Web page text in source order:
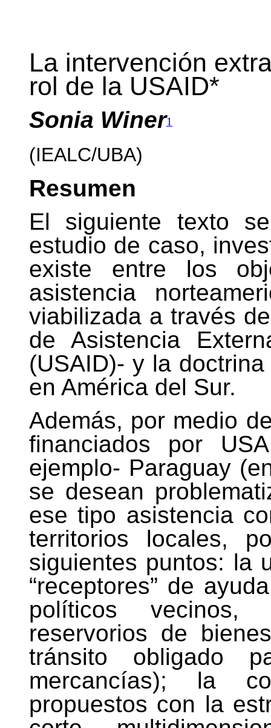
La intervención
rol de la USAID*
Sonia Winer1
(IEALC/UBA)
Resumen
El siguiente texto
estudio de caso,
existe entre los
asistencia
viabilizada a través
de Asistencia
(USAID)- y la
en América del Sur.
Además, por medio
financiados por
ejemplo- Paraguay
se desean
ese tipo asistencia
territorios locales,
siguientes puntos: la
“receptores” de
políticos vecinos,
reservorios de
tránsito obligado
mercancías); la
propuestos con la